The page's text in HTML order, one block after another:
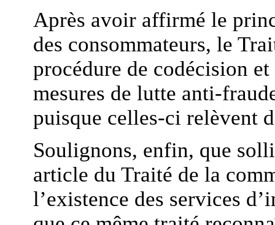
Après avoir affirmé le
des consommateurs, le
procédure de codécision
mesures de lutte anti-
puisque celles-ci relèvent
Soulignons, enfin, que
article du Traité de la
l’existence des services